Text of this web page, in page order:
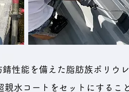
性能を備えた脂肪族ポリウ
水コートをセットにするこ